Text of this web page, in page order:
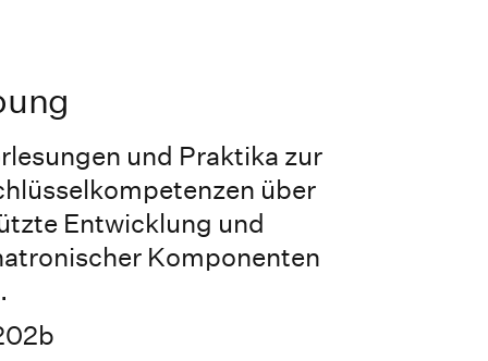
und Praktika zur
über
Entwicklung und
Komponenten